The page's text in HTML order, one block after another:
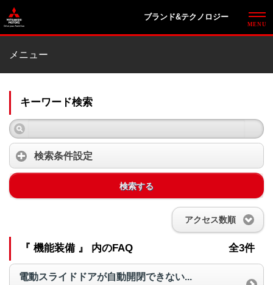
ブランド&テクノロジー
メニュー
キーワード検索
検索条件設定
検索する
アクセス数順
『 機能装備 』 内のFAQ 全3件
電動スライドドアが自動開閉できない...